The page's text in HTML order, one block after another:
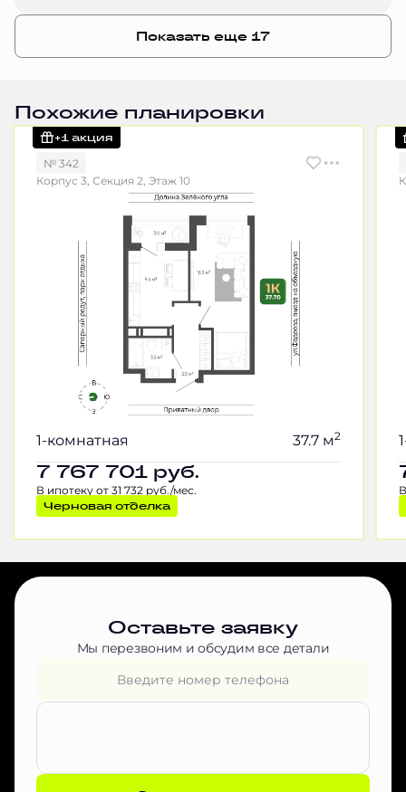
Показать еще 17
Похожие планировки
+1 акция
№ 342
Корпус 3, Секция 2, Этаж 10
1-комнатная 37.7 м2
7 767 701 руб.
В ипотеку от 31 732 руб./мес.
Черновая отделка
Оставьте заявку
Мы перезвоним и обсудим все детали